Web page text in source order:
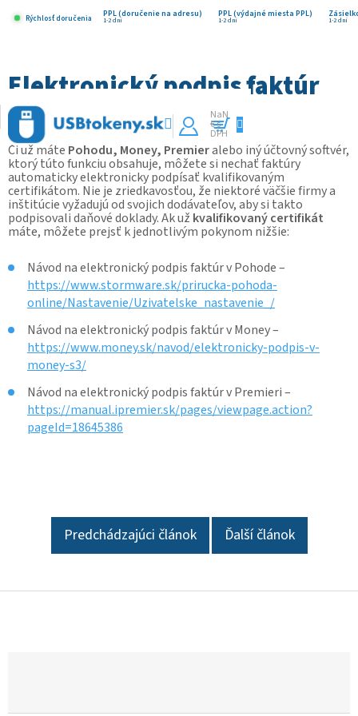
Rýchlosť doručenia PPL (doručenie na adresu) PPL (výdajné miesta PPL)
1-2 dni 1-2 dni 1-2 dni
Nákupný
košík
NaN
€ s
DPH
Elektronický podpis faktúr
11.5.2023
Či už máte Pohodu, Money, Premieralebo iný účtovný softvér,
ktorý túto funkciu obsahuje, môžete si nechať faktúry
automaticky elektronicky podpísať kvalifikovaným
certifikátom. Nie je zriedkavosťou, že niektoré väčšie firmy a
inštitúcie vyžadujú od svojich dodávateľov, aby si takto
podpisovali daňové doklady. Ak už kvalifikovaný certifikát
máte, môžete prejsť k jednotlivým pokynom nižšie:
Návod na elektronický podpis faktúr v Pohode –
https://www.stormware.sk/prirucka-pohoda-
online/Nastavenie/Uzivatelske_nastavenie_/
Návod na elektronický podpis faktúr v Money –
https://www.money.sk/navod/elektronicky-podpis-v-
money-s3/
Návod na elektronický podpis faktúr v Premieri –
https://manual.ipremier.sk/pages/viewpage.action?
pageId=18645386
Predchádzajúci článok Ďalší článok